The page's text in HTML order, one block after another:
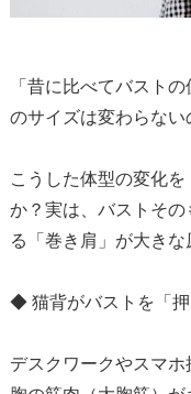
「昔に比べてバスト
のサイズは変わらない
こうした体型の変化
か？実は、バストそ
る「巻き肩」が大きな
◆ 猫背がバストを「
デスクワークやスマホ